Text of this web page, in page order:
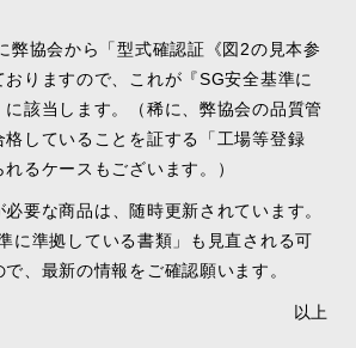
弊協会から「型式確認証《図2の見本参
りますので、これが『SG安全基準に
該当します。（稀に、弊協会の品質管
していることを証する「工場等登録
るケースもございます。）
必要な商品は、随時更新されています。
に準拠している書類 」
も見直される可
、最新の情報を ご確認願います。
以上